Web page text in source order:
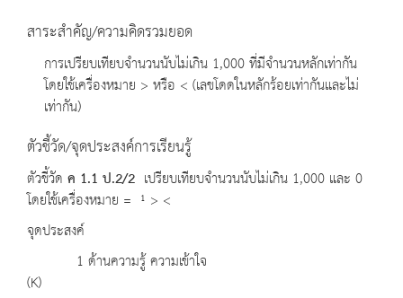
สาระสำคัญ/ความคิดรวมยอด
การเปรียบเทียบจำนวนนับไม่เกิน 1,000 ที่มีจำนวนหลักเท่ากัน
โดยใช้เครื่องหมาย > หรือ < (เลขโดดในหลักร้อยเท่ากันและไม่
เท่ากัน)
ตัวชี้วัด/จุดประสงค์การเรียนรู้
ตัวชี้วัด ค 1.1 ป.2/2 เปรียบเทียบจำนวนนับไม่เกิน 1,000 และ 0
โดยใช้เครื่องหมาย = ¹ > <
จุดประสงค์
1 ด้านความรู้ ความเข้าใจ
(K)